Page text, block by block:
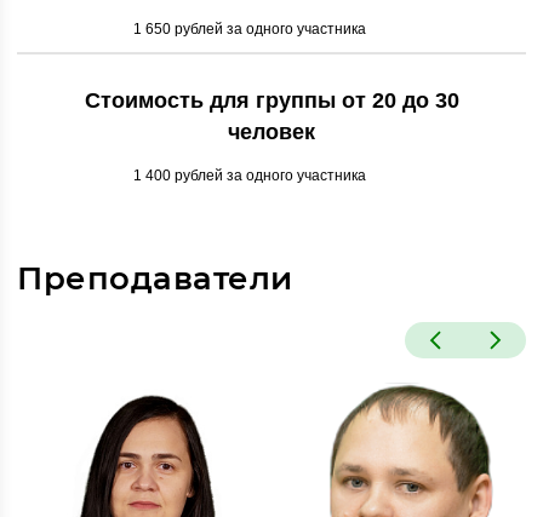
1 650 рублей за одного участника
Стоимость для группы от 20 до 30
человек
1 400 рублей за одного участника
Преподаватели